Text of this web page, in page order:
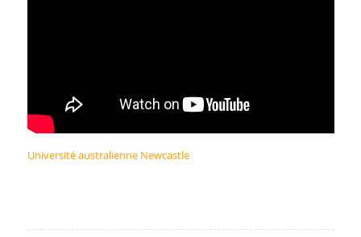
Université australienne Newcastle